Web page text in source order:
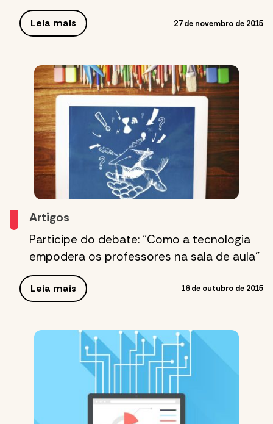
Leia mais 27 de novembro de 2015
Artigos
Participe do debate: “Como a tecnologia
empodera os professores na sala de aula”
Leia mais 16 de outubro de 2015